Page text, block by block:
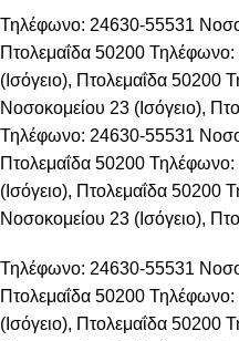
Τηλέφωνο: 24630-55531
Πτολεμαΐδα 50200 Τηλέφωνο:
(Ισόγειο), Πτολεμαΐδα 50200
Νοσοκομείου 23 (Ισόγειο),
Τηλέφωνο: 24630-55531
Πτολεμαΐδα 50200 Τηλέφωνο:
(Ισόγειο), Πτολεμαΐδα 50200
Νοσοκομείου 23 (Ισόγειο),
Τηλέφωνο: 24630-55531
Πτολεμαΐδα 50200 Τηλέφωνο:
(Ισόγειο), Πτολεμαΐδα 50200